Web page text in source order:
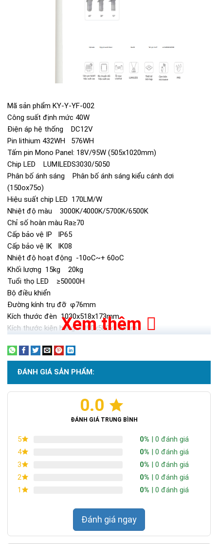
Mã sản phẩm KY-Y-YF-002
Công suất định mức 40W
Điện áp hệ thống DC12V
Pin lithium 432WH 576WH
Tấm pin Mono Panel: 18V/95W (505x1020mm)
Chip LED LUMILEDS3030/5050
Phân bố ánh sáng Phân bố ánh sáng kiểu cánh dơi
(150ox75o)
Hiệu suất chip LED 170LM/W
Nhiệt độ màu 3000K/4000K/5700K/6500K
Chỉ số hoàn màu Ra≥70
Cấp bảo vệ IP IP65
Cấp bảo vệ IK IK08
Nhiệt độ hoạt động -10oC~+ 60oC
Khối lượng 15kg 20kg
Tuổi thọ LED ≥50000H
Bộ điều khiển
Đường kính trụ đỡ φ76mm
Kích thước đèn 1030x518x173mm
Kích thước kiện hàng 1090x580x150mm
Xem thêm
ĐÁNH GIÁ SẢN PHẨM:
0.0
ĐÁNH GIÁ TRUNG BÌNH
5 0% | 0 đánh giá
4
0% | 0 đánh giá
3
0% | 0 đánh giá
2
0% | 0 đánh giá
1
0% | 0 đánh giá
Đánh giá ngay